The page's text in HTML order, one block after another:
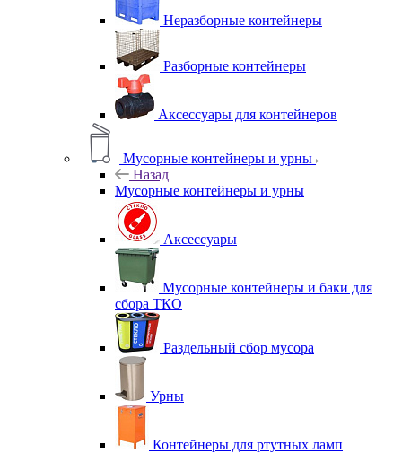
Неразборные контейнеры
Разборные контейнеры
Аксессуары для контейнеров
Мусорные контейнеры и урны
Назад
Мусорные контейнеры и урны
Аксессуары
Мусорные контейнеры и баки для
сбора ТКО
Раздельный сбор мусора
Урны
Контейнеры для ртутных ламп